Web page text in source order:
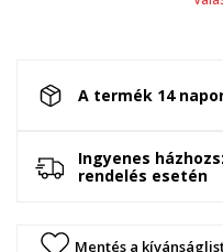
A termék 14
Ingyenes
rendelés esetén
Mentés a